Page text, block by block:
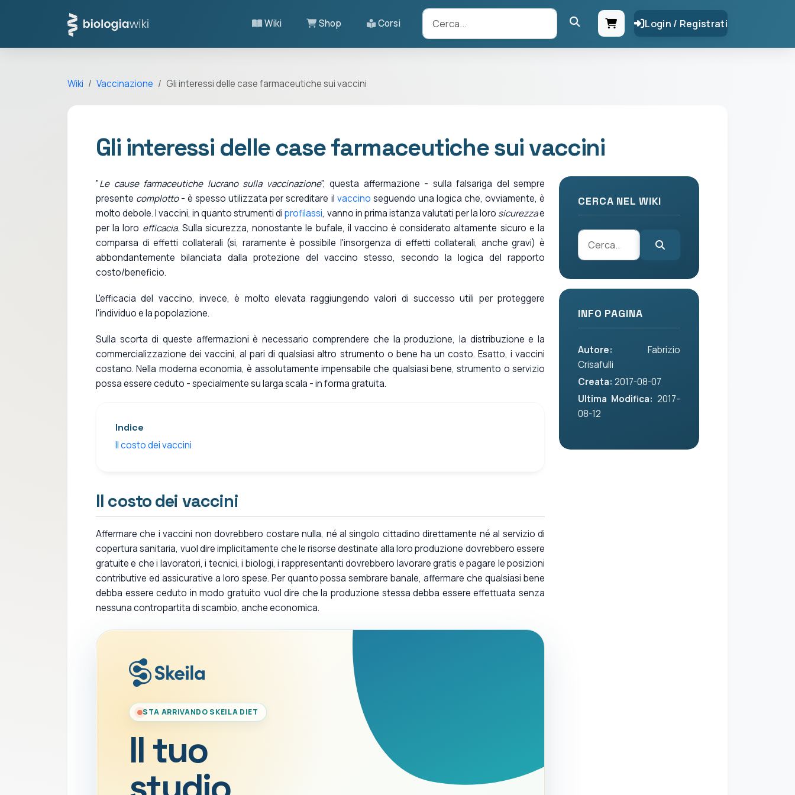
Wiki Shop Corsi Login / Registrati
Wiki Vaccinazione Gli interessi delle case farmaceutiche sui vaccini
Gli interessi delle case farmaceutiche sui vaccini
"Le cause farmaceutiche lucrano sulla vaccinazione", questa affermazione - sulla falsariga del sempre
presente complotto- è spesso utilizzata per screditare il vaccino seguendo una logica che, ovviamente, è
molto debole. I vaccini, in quanto strumenti diprofilassi, vanno in prima istanza valutati per la loro sicurezzae
per la loro efficacia. Sulla sicurezza, nonostante le bufale, il vaccino è considerato altamente sicuro e la
comparsa di effetti collaterali (si, raramente è possibile l'insorgenza di effetti collaterali, anche gravi) è
abbondantemente bilanciata dalla protezione del vaccino stesso, secondo la logica del rapporto
costo/beneficio.
L'efficacia del vaccino, invece, è molto elevata raggiungendo valori di successo utili per proteggere
l'individuo e la popolazione.
Sulla scorta di queste affermazioni è necessario comprendere che la produzione, la distribuzione e la
commercializzazione dei vaccini, al pari di qualsiasi altro strumento o bene ha un costo. Esatto, i vaccini
costano. Nella moderna economia, è assolutamente impensabile che qualsiasi bene, strumento o servizio
possa essere ceduto - specialmente su larga scala - in forma gratuita.
Indice
Il costo dei vaccini
Il costo dei vaccini
Affermare che i vaccini non dovrebbero costare nulla, né al singolo cittadino direttamente né al servizio di
copertura sanitaria, vuol dire implicitamente che le risorse destinate alla loro produzione dovrebbero essere
gratuite e che i lavoratori, i tecnici, i biologi, i rappresentanti dovrebbero lavorare gratis e pagare le posizioni
contributive ed assicurative a loro spese. Per quanto possa sembrare banale, affermare che qualsiasi bene
debba essere ceduto in modo gratuito vuol dire che la produzione stessa debba essere effettuata senza
nessuna contropartita di scambio, anche economica.
STA ARRIVANDO SKEILA DIET
Il tuo
CERCA NEL WIKI
INFO PAGINA
Autore: Fabrizio
Crisafulli
Creata: 2017-08-07
Ultima Modifica: 2017-
08-12